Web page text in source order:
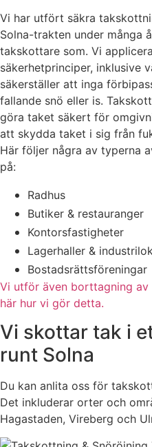
Vi har utfört säkra
Solna-trakten under många
takskottare som. Vi
säkerhetprinciper, inklusive
säkerställer att inga
fallande snö eller is.
göra taket säkert för
att skydda taket i sig från
Här följer några av typerna
på:
Radhus
Butiker & restauranger
Kontorsfastigheter
Lagerhaller &
Bostadsrättsföreningar
Vi utför även borttagning
här hur vi gör detta.
Vi skottar tak i
runt Solna
Du kan anlita oss för
Det inkluderar orter och
Hagastaden, Vireberg och